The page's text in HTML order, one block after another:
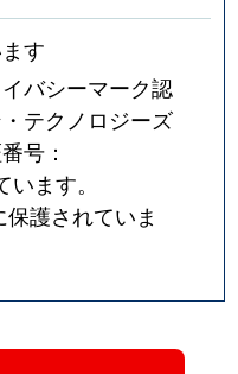
す
バシーマーク認
テクノロジーズ
号：
ます。
護されていま